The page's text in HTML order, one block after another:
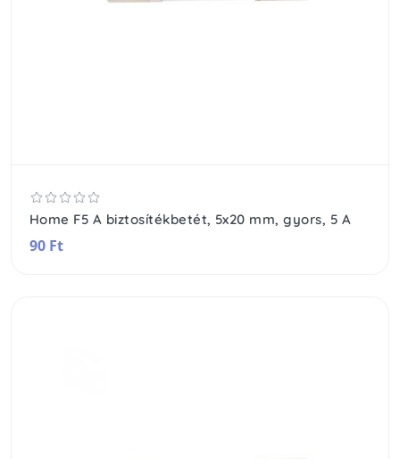
Home F5 A biztosítékbetét, 5x20 mm, gyors, 5 A
90 Ft